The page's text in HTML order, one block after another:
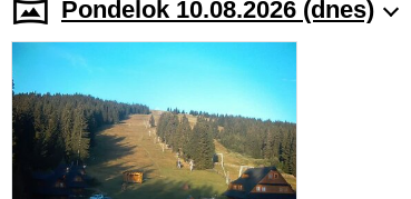
Pondelok 10.08.2026 (dnes)